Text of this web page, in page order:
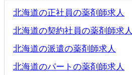
北海道の正社員の薬剤師求人
北海道の契約社員の薬剤師求人
北海道の派遣の薬剤師求人
北海道のパートの薬剤師求人